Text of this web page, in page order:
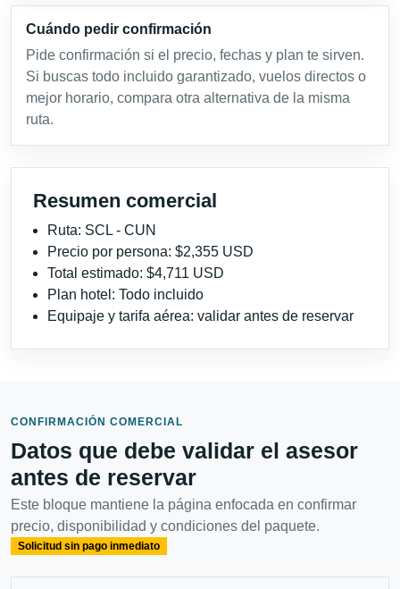
Cuándo pedir confirmación
Pide confirmación si el precio, fechas y plan te sirven.
Si buscas todo incluido garantizado, vuelos directos o
mejor horario, compara otra alternativa de la misma
ruta.
Resumen comercial
Ruta: SCL - CUN
Precio por persona: $2,355 USD
Total estimado: $4,711 USD
Plan hotel: Todo incluido
Equipaje y tarifa aérea: validar antes de reservar
CONFIRMACIÓN COMERCIAL
Datos que debe validar el asesor
antes de reservar
Este bloque mantiene la página enfocada en confirmar
precio, disponibilidad y condiciones del paquete.
Solicitud sin pago inmediato